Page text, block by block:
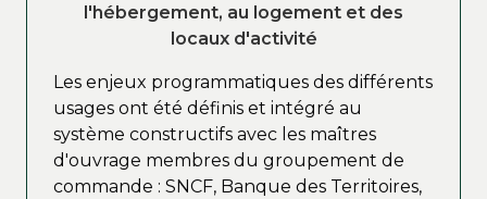
l'hébergement, au logement et des
locaux d'activité
Les enjeux programmatiques des différents
usages ont été définis et intégré au
système constructifs avec les maîtres
d'ouvrage membres du groupement de
commande : SNCF, Banque des Territoires,